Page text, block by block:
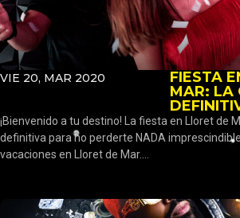
VIE 20, MAR 2020
FIESTA
MAR: LA
¡Bienvenido a tu destino! La fiesta en Lloret de
definitiva para no perderte NADA
vacaciones en Lloret de Mar....